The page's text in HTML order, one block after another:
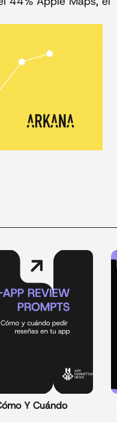
Y Cuándo